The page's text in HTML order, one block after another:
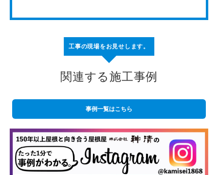
工事の現場をお見せします。
関連する施工事例
事例一覧はこちら